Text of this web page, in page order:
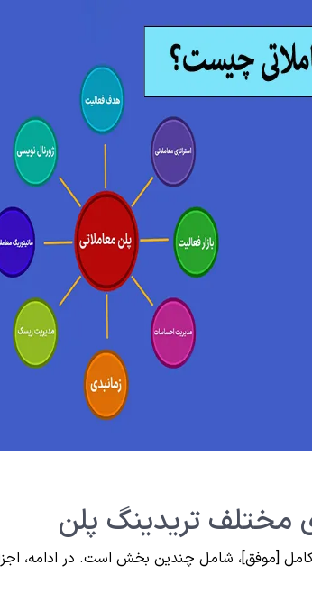
تریدینگ پلن
[موفق]، شامل چندین بخش است. در ادامه،